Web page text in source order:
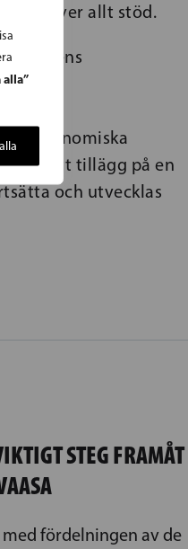
alla”
behöver allt stöd.
de ekonomiska
att tillägg på en
och utvecklas
STEG FRAMÅT
med fördelningen av de